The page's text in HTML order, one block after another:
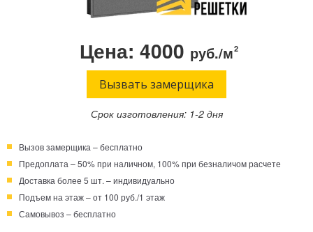
+7 (495) 003-40-74 Круглосуточно!
Цена: 4000 руб./м2
Вызвать замерщика
Срок изготовления: 1-2 дня
Вызов замерщика – бесплатно
Предоплата – 50% при наличном, 100% при безналичом расчете
Доставка более 5 шт. – индивидуально
Подъем на этаж – от 100 руб./1 этаж
Самовывоз – бесплатно